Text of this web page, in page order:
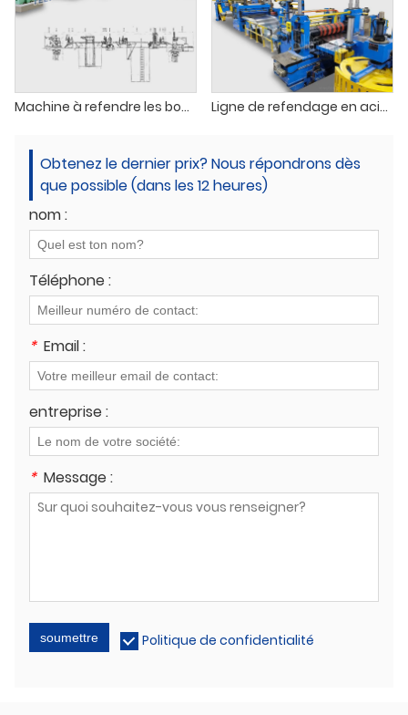
Machine à refendre les bobines (0,3-3)×1600 mm Ligne de refendage en acier au silicium
Obtenez le dernier prix? Nous répondrons dès
que possible (dans les 12 heures)
nom :
Téléphone :
* Email :
entreprise :
* Message :
soumettre Politique de confidentialité